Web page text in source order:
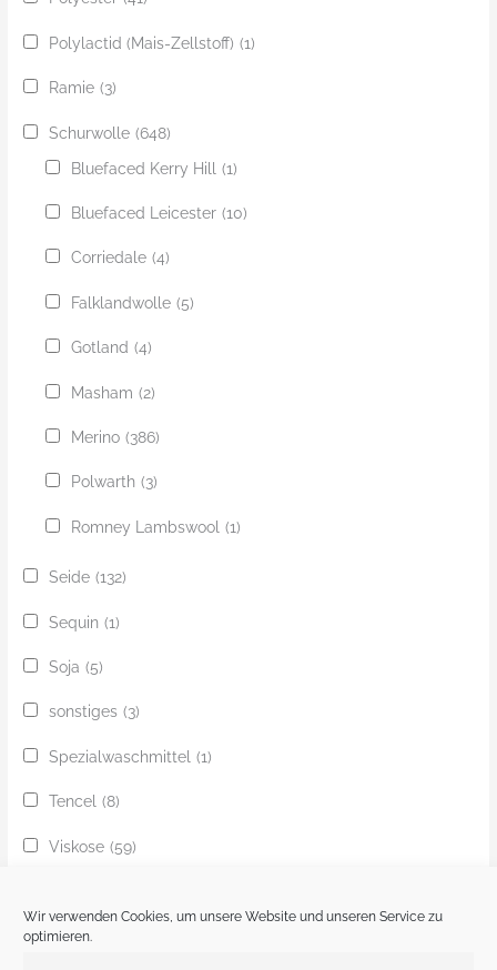
Wir verwenden Cookies, um unsere Website und unseren Service zu
optimieren.
Polylactid (Mais-Zellstoff) (1)
Ramie (3)
Schurwolle (648)
Bluefaced Kerry Hill
(1)
Bluefaced Leicester (10)
Corriedale (4)
Falklandwolle (5)
Gotland (4)
Masham (2)
Merino (386)
Polwarth (3)
Romney Lambswool (1)
Seide (132)
Sequin (1)
Soja (5)
sonstiges (3)
Spezialwaschmittel (1)
Tencel (8)
Viskose (59)
Ziege